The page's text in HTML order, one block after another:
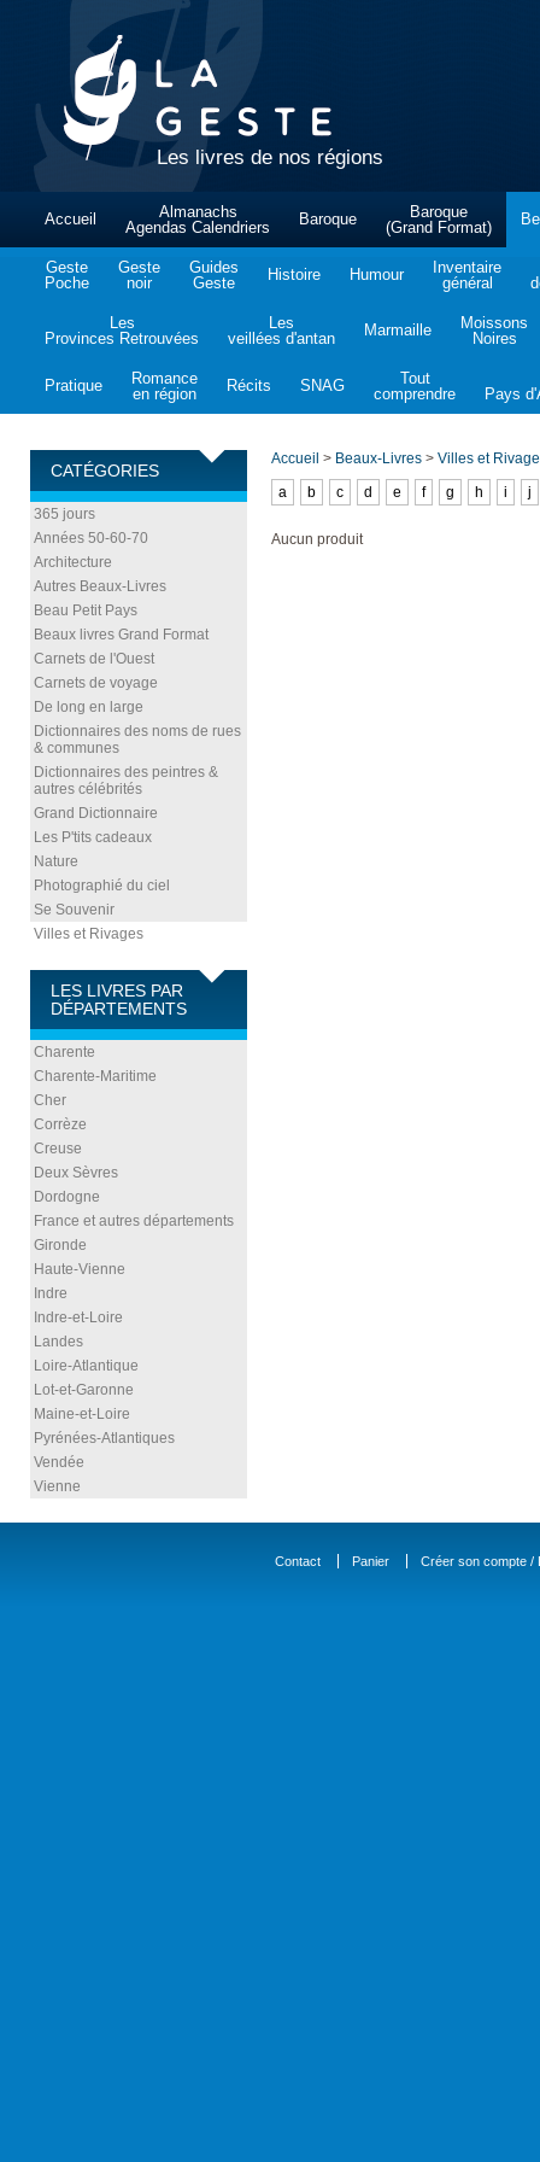
Les livres de nos régions
Accueil
Almanachs
Agendas Calendriers
Baroque
Baroque
(Grand Format)
Geste
Poche
Geste
noir
Guides
Geste
Histoire Humour
Inventaire
général
Les
Provinces Retrouvées
Les
veillées d'antan
Marmaille
Moissons
Noires
Pratique
Romance
en région
Récits SNAG
Tout
comprendre
Pays
CATÉGORIES
365 jours
Années 50-60-70
Architecture
Autres Beaux-Livres
Beau Petit Pays
Beaux livres Grand Format
Carnets de l'Ouest
Carnets de voyage
De long en large
Dictionnaires des noms de rues
& communes
Dictionnaires des peintres &
autres célébrités
Grand Dictionnaire
Les P'tits cadeaux
Nature
Photographié du ciel
Se Souvenir
Villes et Rivages
LES LIVRES PAR
DÉPARTEMENTS
Charente
Charente-Maritime
Cher
Corrèze
Creuse
Deux Sèvres
Dordogne
France et autres départements
Gironde
Haute-Vienne
Indre
Indre-et-Loire
Landes
Loire-Atlantique
Lot-et-Garonne
Maine-et-Loire
Pyrénées-Atlantiques
Vendée
Vienne
Accueil > Beaux-Livres > Villes et
a
b c d e f g h i j
Aucun produit
Contact Panier Créer son compte /